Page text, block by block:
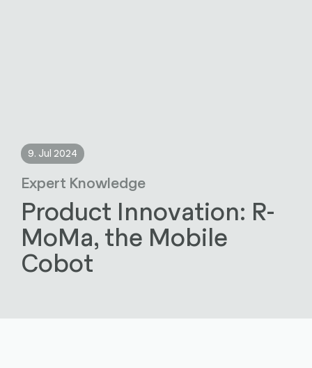
9. Jul 2024
Expert Knowledge
Product Innovation: R-
MoMa, the Mobile
Cobot